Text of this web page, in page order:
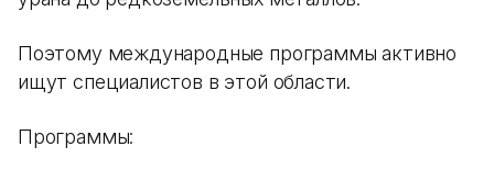
Поэтому международные программы активно
ищут специалистов в этой области.
Программы: